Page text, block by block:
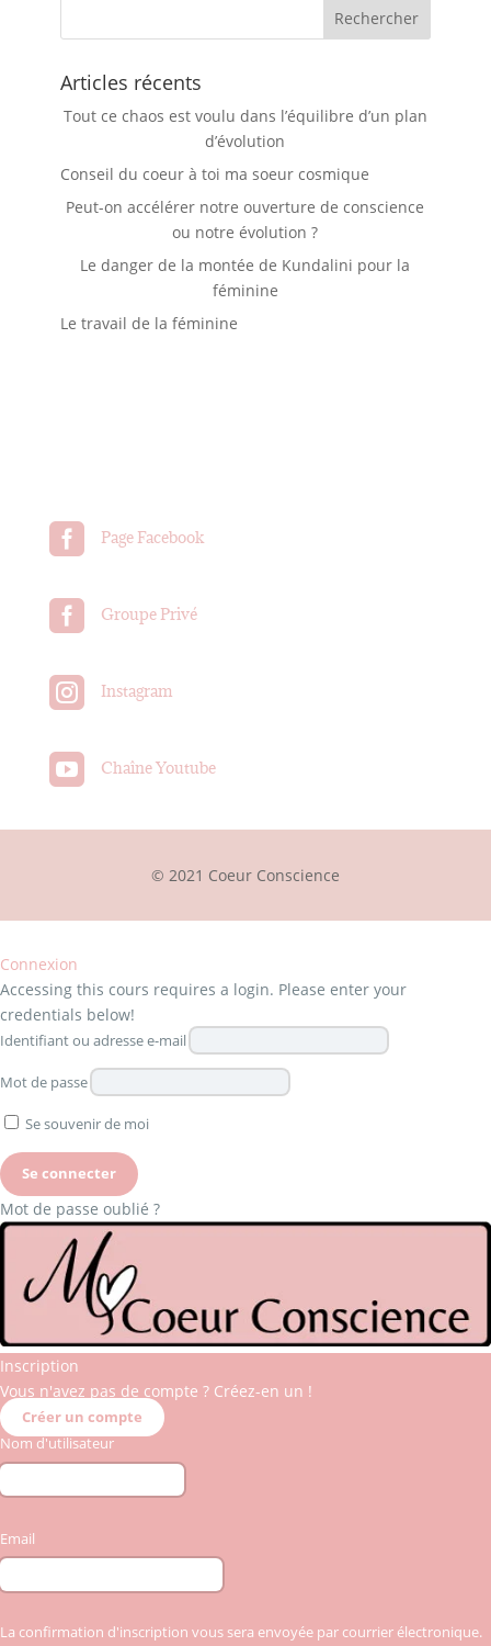
Articles récents
Tout ce chaos est voulu dans l’équilibre d’un plan
d’évolution
Conseil du coeur à toi ma soeur cosmique
Peut-on accélérer notre ouverture de conscience
ou notre évolution ?
Le danger de la montée de Kundalini pour la
féminine
Le travail de la féminine
 Page Facebook
 Groupe Privé
 Instagram
 Chaîne Youtube
© 2021 Coeur Conscience
Connexion
Accessing this cours requires a login. Please enter your
credentials below!
Identifiant ou adresse e-mail
Mot de passe
Se souvenir de moi
Mot de passe oublié ?
Inscription
Vous n'avez pas de compte ? Créez-en un !
Créer un compte
Nom d'utilisateur
Email
La confirmation d'inscription vous sera envoyée par courrier électronique.